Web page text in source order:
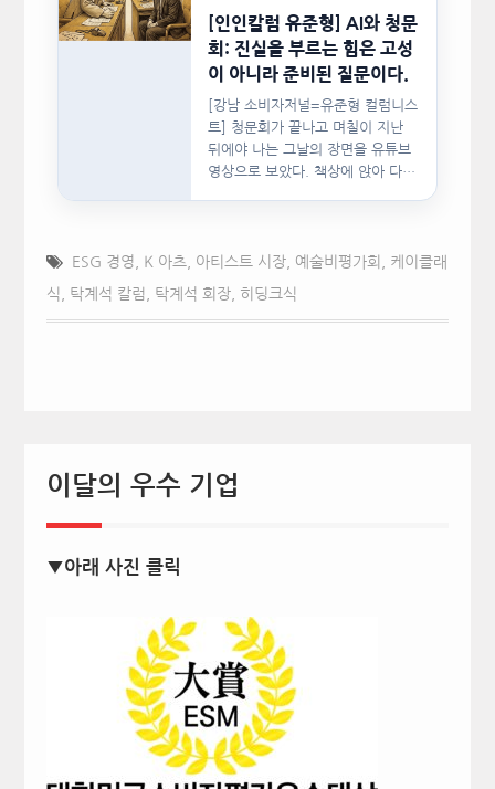
[인인칼럼 유준형] AI와 청문
회: 진실을 부르는 힘은 고성
이 아니라 준비된 질문이다.
[강남 소비자저널=유준형 컬럼니스
트] 청문회가 끝나고 며칠이 지난
뒤에야 나는 그날의 장면을 유튜브
영상으로 보았다. 책상에 앉아 다른
ESG 경영 K 아츠, 아티스트 시장, 예술비평가회 케이클래
식 탁계석 칼럼 탁계석 회장, 히딩크식
이달의 우수 기업
▼아래 사진 클릭